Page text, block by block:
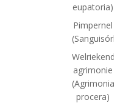
eupatoria)
Pimpernel
Welriekende
agrimonie
(Agrimonia
procera)